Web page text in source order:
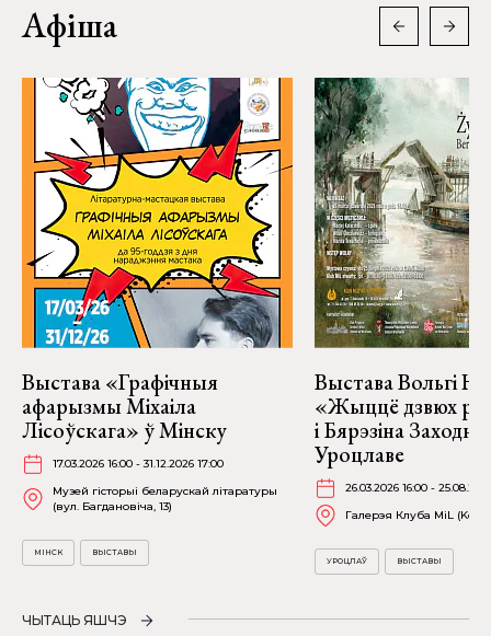
Афіша
Выстава «Графічныя
афарызмы Міхаіла
Лісоўскага» ў Мінску
17.03.2026 16:00 - 31.12.2026 17:00
Музей гісторыі беларускай літаратуры
(вул. Багдановіча, 13)
МІНСК ВЫСТАВЫ
Выстава Вольгі
«Жыццё дзвюх
і Бярэзіна
Уроцлаве
26.03.2026 16:00 -
Галерэя Клуба MiL
УРОЦЛАЎ ВЫСТАВЫ
ЧЫТАЦЬ ЯШЧЭ